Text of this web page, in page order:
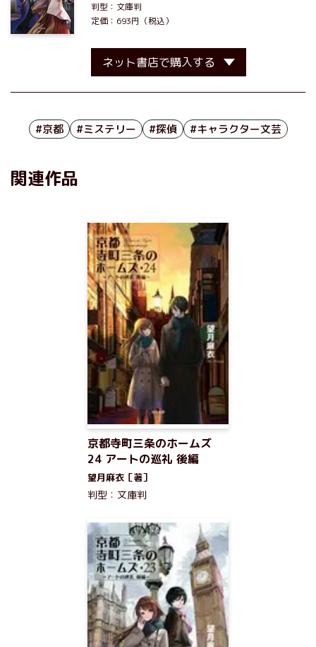
判型：文庫判
定価：693円（税込）
ネット書店で購入する
#京都 #ミステリー #探偵 #キャラクター文芸
関連作品
京都寺町三条のホームズ
24 アートの巡礼 後編
望月麻衣［著］
判型：文庫判